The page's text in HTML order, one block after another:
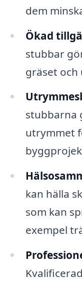
dem
Ökad
stubbar
gräset
stubbarna
utrymmet
kan hälla
som kan
exempel